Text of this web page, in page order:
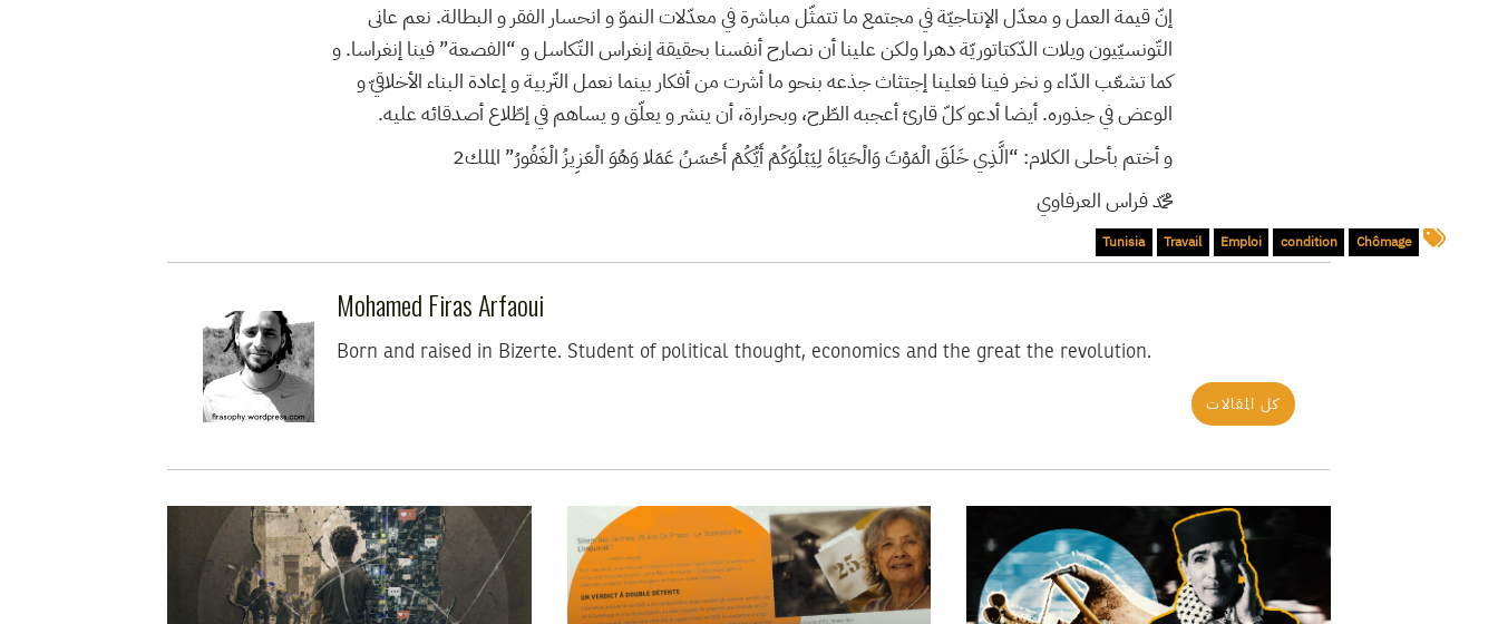
إنّ قيمة العمل و معدّل الإنتاجيّة في مجتمع ما تتمثّل مباشرة في معدّلات النموّ و انحسار الفقر و البطالة. نعم عانى
التّونسيّيون ويلات الدّكتاتوريّة دهرا ولكن علينا أن نصارح أنفسنا بحقيقة إنغراس التّكاسل و “الفصعة” فينا إنغراسا. و
كما تشعّب الدّاء و نخر فينا فعلينا إجتثاث جذعه بنحو ما أشرت من أفكار بينما نعمل التّربية و إعادة البناء الأخلاقيّ و
الوعض في جذوره. أيضا أدعو كلّ قارئ أعجبه الطّرح، وبحرارة، أن ينشر و يعلّق و يساهم في إطّلاع أصدقائه عليه.
و أختم بأحلى الكلام: “الَّذِي خَلَقَ الْمَوْتَ وَالْحَيَاةَ لِيَبْلُوَكُمْ أَيُّكُمْ أَحْسَنُ عَمَلا وَهُوَ الْعَزِيزُ الْغَفُورُ” الملك2
محمّد فراس العرفاوي
Chômage
condition
Emploi
Travail
Tunisia
Mohamed Firas Arfaoui
Born and raised in Bizerte. Student of political thought, economics and the great the revolution.
كل المقالات